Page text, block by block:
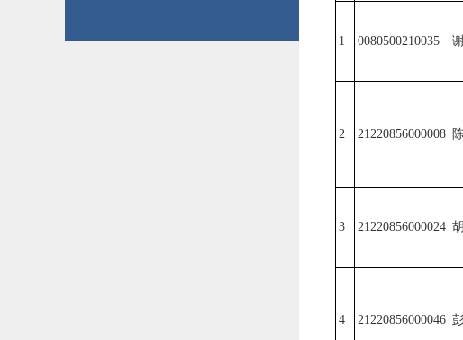
1 0080500210035
2 21220856000008
3 21220856000024
4 21220856000046